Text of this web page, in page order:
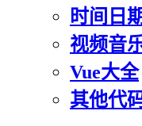
时间日
视频音
Vue大全
其他代